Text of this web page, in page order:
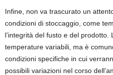
Infine, non va trascurato un
condizioni di stoccaggio, come
l’integrità del fusto e del prodotto.
temperature variabili, ma è
condizioni specifiche in cui
possibili variazioni nel corso